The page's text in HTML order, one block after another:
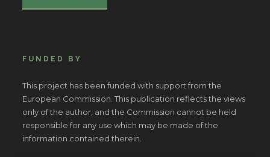
FUNDED BY
This project has been funded with support from the
European Commission. This publication reflects the views
only of the author, and the Commission cannot be held
responsible for any use which may be made of the
information contained therein.